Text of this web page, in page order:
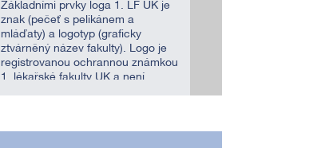
Základními prvky loga 1. LF UK je
znak (pečeť s pelikánem a
mláďaty) a logotyp (graficky
ztvárněný název fakulty). Logo je
registrovanou ochrannou známkou
1. lékařské fakulty UK a není